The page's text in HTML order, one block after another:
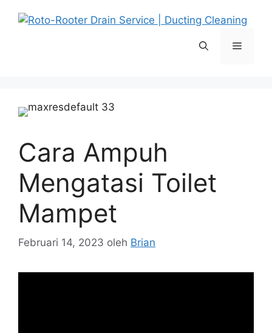
Menu
Cara Ampuh
Mengatasi Toilet
Mampet
Februari 14, 2023 oleh Brian